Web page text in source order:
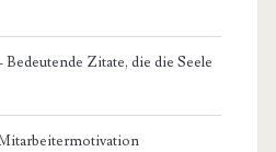
Zitate, die die Seele